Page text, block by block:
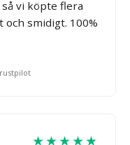
vi köpte flera
smidigt. 100%
★★★★★